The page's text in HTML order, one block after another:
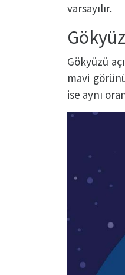
varsayılır.
Gökyüzü
mavi
ise aynı